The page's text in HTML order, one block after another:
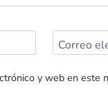
Correo
y web en este